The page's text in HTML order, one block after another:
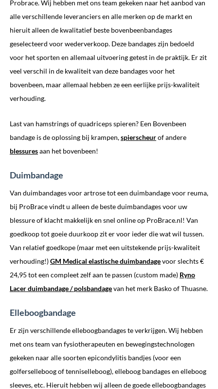
Probrace. Wij hebben met ons team gekeken naar het aanbod van
alle verschillende leveranciers en alle merken op de markt en
hieruit alleen de kwalitatief beste bovenbeenbandages
geselecteerd voor wederverkoop. Deze bandages zijn bedoeld
voor het sporten en allemaal uitvoering getest in de praktijk. Er zit
veel verschil in de kwaliteit van deze bandages voor het
bovenbeen, maar allemaal hebben ze een eerlijke prijs-kwaliteit
verhouding.
Last van hamstrings of quadriceps spieren? Een Bovenbeen
bandage is de oplossing bij krampen,spierscheurof andere
blessuresaan het bovenbeen!
Duimbandage
Van duimbandages voor artrose tot een duimbandage voor reuma,
bij ProBrace vindt u alleen de beste duimbandages voor uw
blessure of klacht makkelijk en snel online op ProBrace.nl! Van
goedkoop tot goeie duurkoop zit er voor ieder die wat wil tussen.
Van relatief goedkope (maar met een uitstekende prijs-kwaliteit
verhouding!)GM Medical elastische duimbandagevoor slechts €
24,95 tot een compleet zelf aan te passen (custom made) Ryno
Lacer duimbandage / polsbandagevan het merk Basko of Thuasne.
Elleboogbandage
Er zijn verschillende elleboogbandages te verkrijgen. Wij hebben
met ons team van fysiotherapeuten en bewegingstechnologen
gekeken naar alle soorten epicondylitis bandjes (voor een
golferselleboog of tenniselleboog), elleboog bandages en elleboog
sleeves, etc. Hieruit hebben wij alleen de goede elleboogbandages